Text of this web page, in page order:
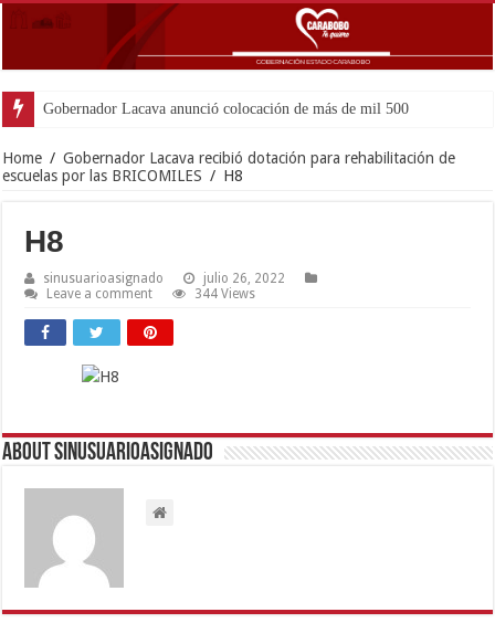
Home / Gobernador Lacava recibió dotación para rehabilitación de
escuelas por las BRICOMILES / H8
H8
sinusuarioasignado
julio 26, 2022
Leave a comment
344 Views
About sinusuarioasignado